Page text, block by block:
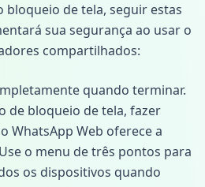
bloqueio de tela, seguir estas
sua segurança ao usar o
compartilhados:
quando terminar.
de bloqueio de tela, fazer
WhatsApp Web oferece a
o menu de três pontos para
os dispositivos quando